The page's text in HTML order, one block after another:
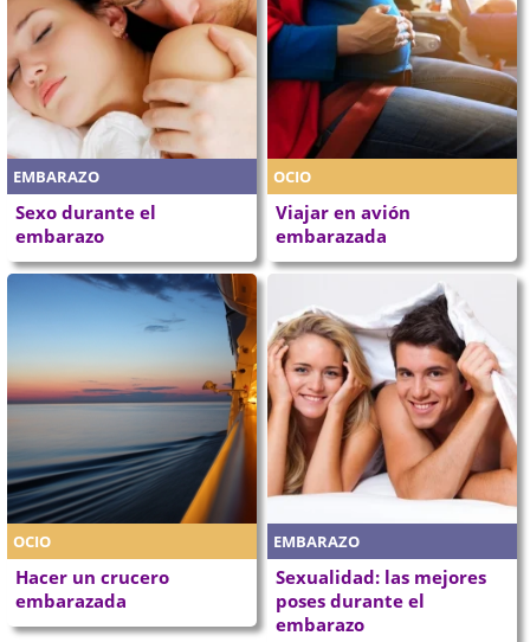
EMBARAZO
Sexo durante el
embarazo
OCIO
Viajar en avión
embarazada
OCIO
Hacer un crucero
embarazada
EMBARAZO
Sexualidad: las mejores
poses durante el
embarazo